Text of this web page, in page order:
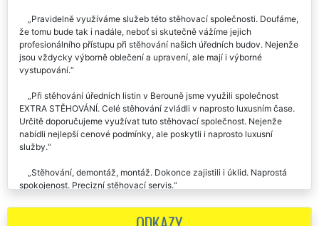
Pravidelně využíváme služeb této stěhovací společnosti. Doufáme,
že tomu bude tak i nadále, neboť si skutečně vážíme jejich
profesionálního přístupu při stěhování našich úředních budov. Nejenže
jsou vždycky výborně oblečení a upravení, ale mají i výborné
Při stěhování úředních listin v Berouně jsme využili společnost
EXTRA STĚHOVÁNÍ. Celé stěhování zvládli v naprosto luxusním čase.
Určitě doporučujeme využívat tuto stěhovací společnost. Nejenže
nabídli nejlepší cenové podmínky, ale poskytli i naprosto luxusní
Stěhování, demontáž, montáž. Dokonce zajistili i úklid. Naprostá